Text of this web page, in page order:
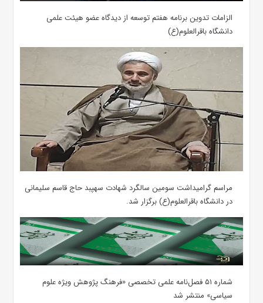
الزامات تدوین برنامه هفتم توسعه از دیدگاه عضو هیئت علمی
دانشگاه باقرالعلوم(ع)
مراسم گرامیداشت سومین سالگرد شهادت سهپبد حاج قاسم سلیمانی
در دانشگاه باقرالعلوم(ع) برگزار شد.
شماره ۵۱ فصل‌نامه علمی تخصصی «فرهنگ پژوهش ویژه علوم
سیاسی» منتشر شد